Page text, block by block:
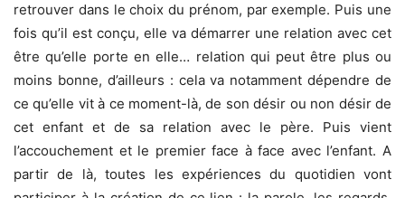
retrouver dans le choix du prénom, par exemple. Puis une
fois qu’il est conçu, elle va démarrer une relation avec cet
être qu’elle porte en elle… relation qui peut être plus ou
moins bonne, d’ailleurs : cela va notamment dépendre de
ce qu’elle vit à ce moment-là, de son désir ou non désir de
cet enfant et de sa relation avec le père. Puis vient
l’accouchement et le premier face à face avec l’enfant. A
partir de là, toutes les expériences du quotidien vont